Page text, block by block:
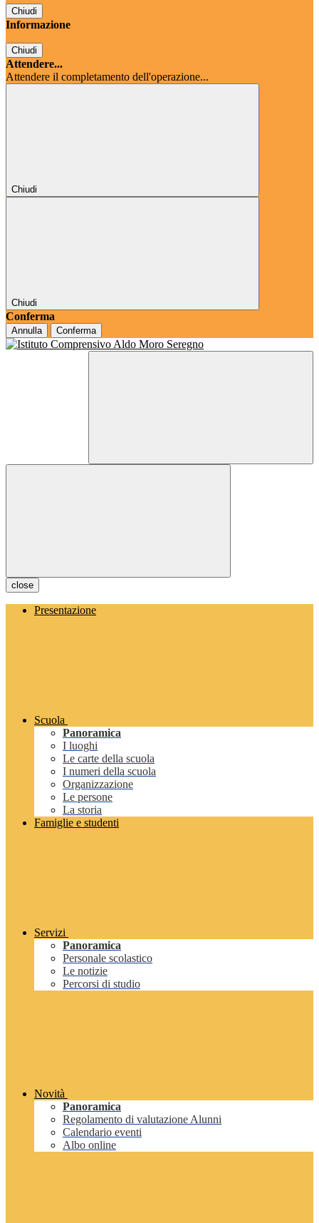
Chiudi
Informazione
Chiudi
Attendere...
Attendere il completamento dell'operazione...
Chiudi
Chiudi
Conferma
Annulla Conferma
close
Presentazione
Scuola
Panoramica
I luoghi
Le carte della scuola
I numeri della scuola
Organizzazione
Le persone
La storia
Famiglie e studenti
Servizi
Panoramica
Personale scolastico
Le notizie
Percorsi di studio
Novità
Panoramica
Regolamento di valutazione Alunni
Calendario eventi
Albo online